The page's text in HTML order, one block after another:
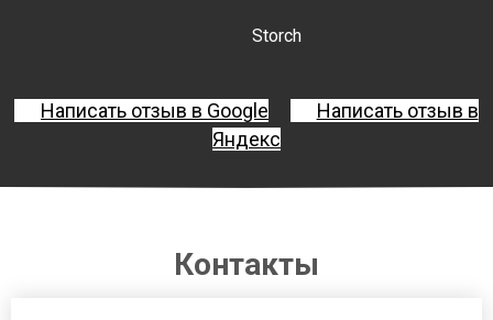
Storch
Написать отзыв в Google
Написать отзыв в
Яндекс
Контакты